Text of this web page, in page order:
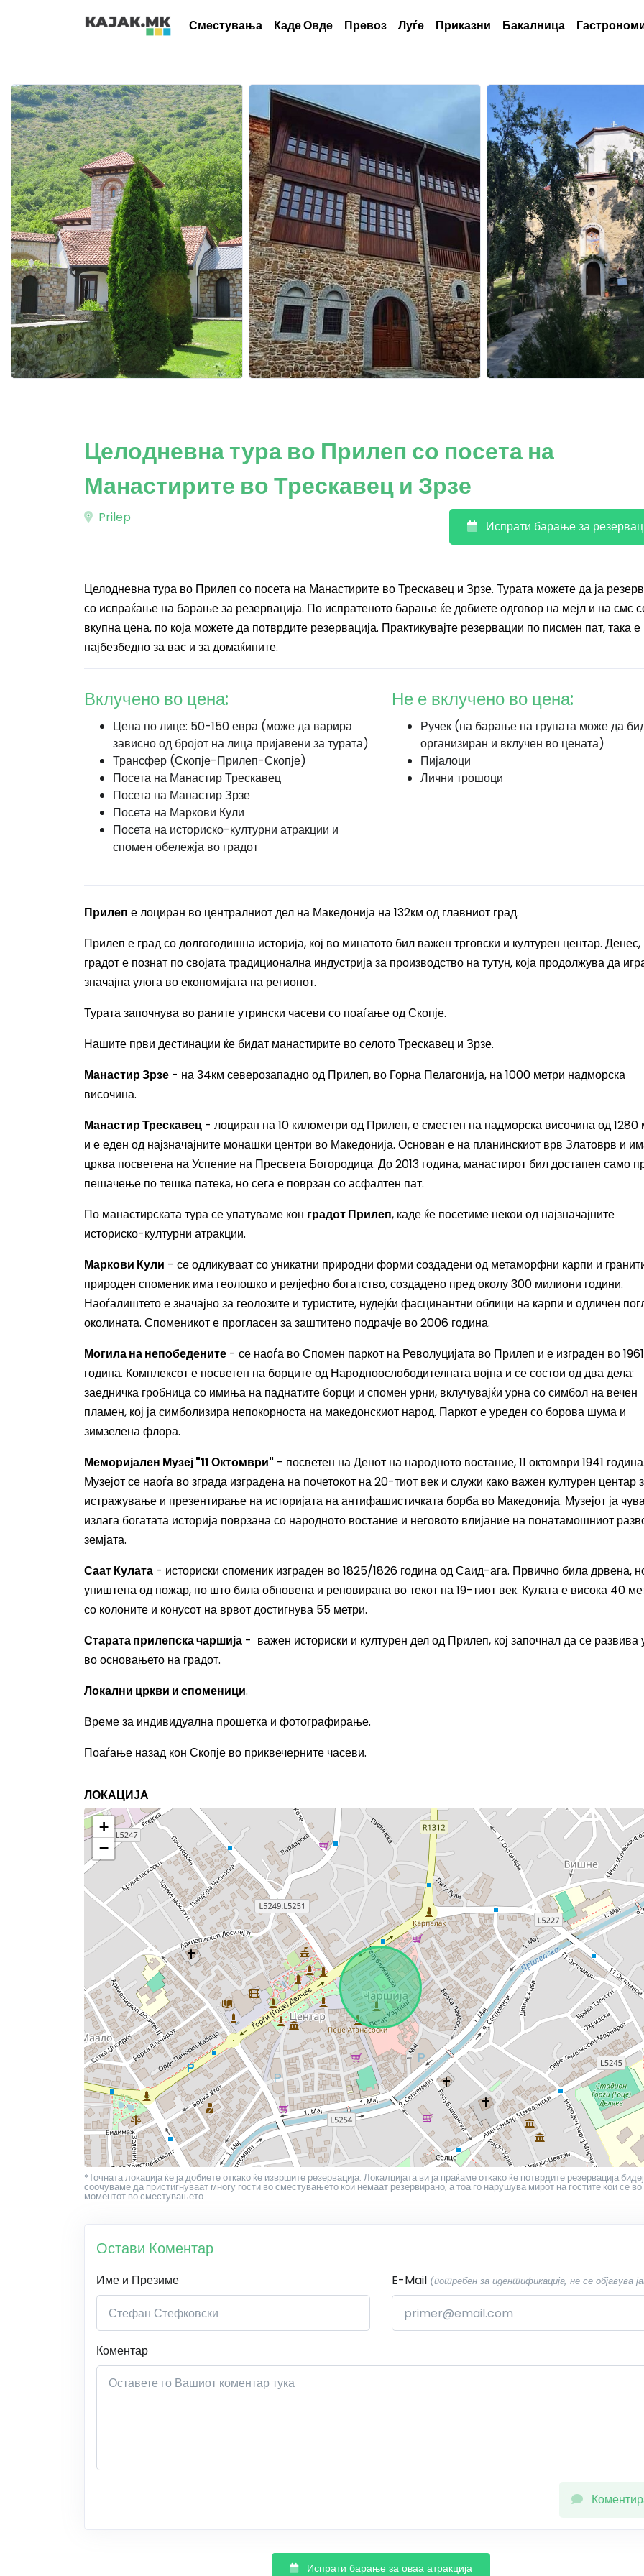
Сместувања Каде Овде Превоз Луѓе Приказни Бакалница
Целодневна тура во Прилеп со посета на
Манастирите во Трескавец и Зрзе
Prilep
Испрати барање за
Целодневна тура во Прилеп со посета на Манастирите во Трескавец и Зрзе. Турата можете да ја
со испраќање на барање за резервација. По испратеното барање ќе добиете одговор на мејл и на смс
вкупна цена, по која можете да потврдите резервација. Практикувајте резервации по писмен пат, така е
најбезбедно за вас и за домаќините.
Вклучено во цена:
Цена по лице: 50-150 евра (може да варира
зависно од бројот на лица пријавени за турата)
Трансфер (Скопје-Прилеп-Скопје)
Посета на Манастир Трескавец
Посета на Манастир Зрзе
Посета на Маркови Кули
Посета на историско-културни атракции и
спомен обележја во градот
Не е вклучено во цена:
Ручек (на барање на групата може да
организиран и вклучен во цената)
Пијалоци
Лични трошоци
Прилеп е лоциран во централниот дел на Македонија на 132км од главниот град.
Прилеп е град со долгогодишна историја, кој во минатото бил важен трговски и културен центар. Денес,
градот е познат по својата традиционална индустрија за производство на тутун, која продолжува да
значајна улога во економијата на регионот.
Турата започнува во раните утрински часеви со поаѓање од Скопје.
Нашите први дестинации ќе бидат манастирите во селото Трескавец и Зрзе.
Манастир Зрзе - на 34км северозападно од Прилеп, во Горна Пелагонија, на 1000 метри надморска
височина.
Манастир Трескавец - лоциран на 10 километри од Прилеп, е сместен на надморска височина од 1280
и е еден од најзначајните монашки центри во Македонија. Основан е на планинскиот врв Златоврв и
црква посветена на Успение на Пресвета Богородица. До 2013 година, манастирот бил достапен само
пешачење по тешка патека, но сега е поврзан со асфалтен пат.
По манастирската тура се упатуваме кон градот Прилеп, каде ќе посетиме некои од најзначајните
историско-културни атракции.
Маркови Кули - се одликуваат со уникатни природни форми создадени од метаморфни карпи и
природен споменик има геолошко и релјефно богатство, создадено пред околу 300 милиони години.
Наоѓалиштето е значајно за геолозите и туристите, нудејќи фасцинантни облици на карпи и одличен
околината. Споменикот е прогласен за заштитено подрачје во 2006 година.
Могила на непобедените - се наоѓа во Спомен паркот на Револуцијата во Прилеп и е изграден во 1961
година. Комплексот е посветен на борците од Народноослободителната војна и се состои од два дела:
заедничка гробница со имиња на паднатите борци и спомен урни, вклучувајќи урна со симбол на вечен
пламен, кој ја симболизира непокорноста на македонскиот народ. Паркот е уреден со борова шума и
зимзелена флора.
Меморијален Музеј "11 Октомври" - посветен на Денот на народното востание, 11 октомври 1941
Музејот се наоѓа во зграда изградена на почетокот на 20-тиот век и служи како важен културен центар
истражување и презентирање на историјата на антифашистичката борба во Македонија. Музејот ја
излага богатата историја поврзана со народното востание и неговото влијание на понатамошниот
земјата.
Саат Кулата - историски споменик изграден во 1825/1826 година од Саид-ага. Првично била дрвена,
уништена од пожар, по што била обновена и реновирана во текот на 19-тиот век. Кулата е висока 40
со колоните и конусот на врвот достигнува 55 метри.
Старата прилепска чаршија - важен историски и културен дел од Прилеп, кој започнал да се развива
во основањето на градот.
Локални цркви и споменици.
Време за индивидуална прошетка и фотографирање.
Поаѓање назад кон Скопје во приквечерните часеви.
ЛОКАЦИЈА
+
−
*Точната локација ќе ја добиете откако ќе извршите резервација. Локалцијата ви ја праќаме откако ќе потврдите резервација
соочуваме да пристигнуваат многу гости во сместувањето кои немаат резервирано, а тоа го нарушува мирот на гостите кои се во
моментот во сместувањето.
Остави Коментар
Име и Презиме E-Mail (потребен за идентификација, не се објавува
Коментар
Испрати барање за оваа атракција